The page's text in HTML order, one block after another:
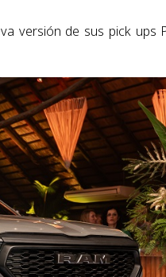
versión de sus pick ups